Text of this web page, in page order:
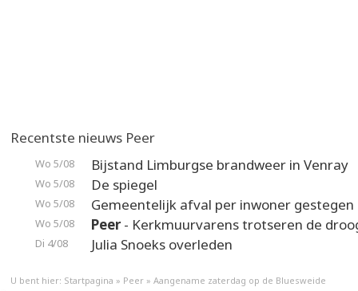
Recentste nieuws Peer
Wo 5/08 Bijstand Limburgse brandweer in Venray
Wo 5/08 De spiegel
Wo 5/08 Gemeentelijk afval per inwoner gestegen
Wo 5/08 Peer- Kerkmuurvarens trotseren de
Di 4/08 Julia Snoeks overleden
U bent hier: Startpagina » Peer » Aangename zaterdag op de Bluesweide